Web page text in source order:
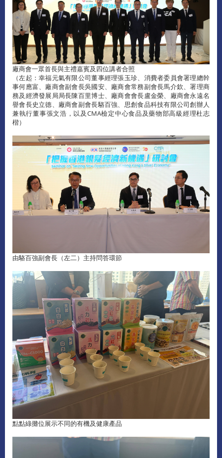
廠商會一眾首長與主禮嘉賓及四位講者合照
（左起：幸福元氣有限公司董事經理張玉珍、消費者委員會署理總幹
事何應富、廠商會副會長吳國安、廠商會常務副會長馬介欽、署理商
務及經濟發展局局長陳百里博士、廠商會會長盧金榮、廠商會永遠名
譽會長史立德、廠商會副會長駱百強、思創食品科技有限公司創辦人
兼執行董事張文浩，以及CMA檢定中心食品及藥物部高級經理杜志
楷）
由駱百強副會長（左二）主持問答環節
點點綠攤位展示不同的有機及健康產品